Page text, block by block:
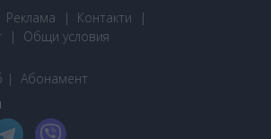
Реклама
Контакти
Общи условия
Абонамент